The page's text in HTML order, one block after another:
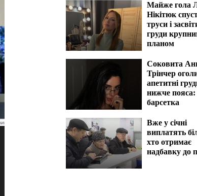
Майже гола
Нікітюк
труси і
груди
планом
Соковита
Трінчер
апетитні
нижче пояса:
барсетка
Вже у січні
виплатять
хто отримає
надбавку до